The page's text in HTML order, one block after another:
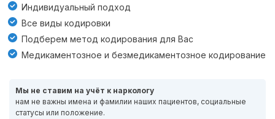
Индивидуальный подход
Все виды кодировки
Подберем метод кодирования для Вас
Медикаментозное и безмедикаментозное кодирование
Мы не ставим на учёт к наркологу
нам не важны имена и фамилии наших пациентов, социальные
статусы или положение.